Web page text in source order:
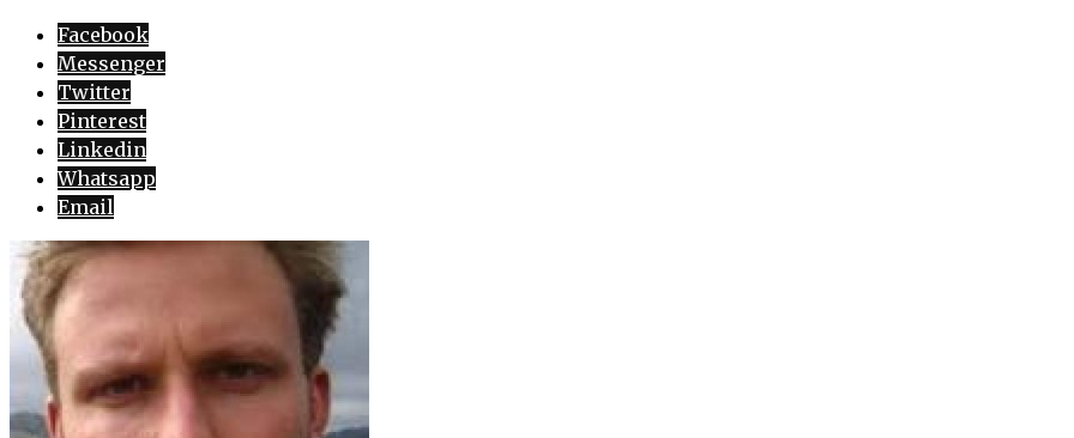
Facebook
Messenger
Twitter
Pinterest
Linkedin
Whatsapp
Email